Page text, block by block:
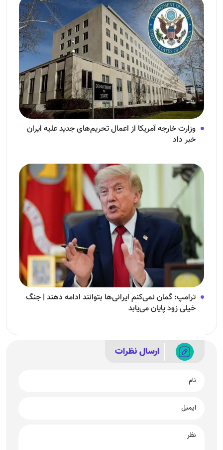
وزارت خارجه آمریکا از اعمال تحریم‌های جدید علیه ایران
خبر داد
ترامپ: گمان نمی‌کنم ایرانی‌ها بتوانند ادامه دهند | جنگ
خیلی زود پایان می‌یابد
ارسال نظرات